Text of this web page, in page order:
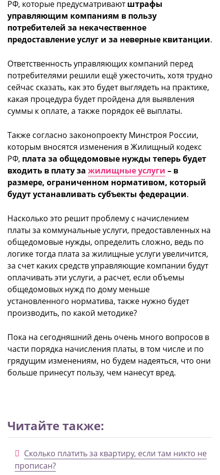
РФ, которые предусматриваютштрафы
управляющим компаниям в пользу
потребителей за некачественное
предоставление услуг и за неверные квитанции.
Ответственность управляющих компаний перед
потребителями решили ещё ужесточить, хотя трудно
сейчас сказать, как это будет выглядеть на практике,
какая процедура будет пройдена для выявления
суммы к оплате, а также порядок её выплаты.
Также согласно законопроекту Минстроя России,
которым вносятся изменения в Жилищный кодекс
РФ, плата за общедомовые нужды теперь будет
входить в плату за жилищные услуги – в
размере, ограниченном нормативом, который
будут устанавливать субъекты федерации.
Насколько это решит проблему с начислением
платы за коммунальные услуги, предоставленных на
общедомовые нужды, определить сложно, ведь по
логике тогда плата за жилищные услуги увеличится,
за счет каких средств управляющие компании будут
оплачивать эти услуги, а расчет, если объемы
общедомовых нужд по дому меньше
установленного норматива, также нужно будет
производить, по какой методике?
Пока на сегодняшний день очень много вопросов в
части порядка начисления платы, в том числе и по
грядущим изменениям, но будем надеяться, что они
больше принесут пользу, чем нанесут вред.
Читайте также:
Сколько платить за квартиру, если там никто не
прописан?